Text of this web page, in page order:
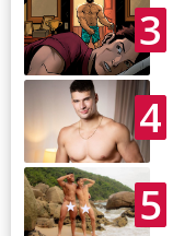
3
4
5